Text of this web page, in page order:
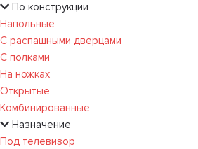
По конструкции
Напольные
С распашными дверцами
С полками
На ножках
Открытые
Комбинированные
Назначение
Под телевизор